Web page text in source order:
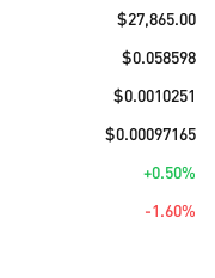
$27,865.00
$0.058598
$0.0010251
$0.00097165
+0.50%
-1.60%